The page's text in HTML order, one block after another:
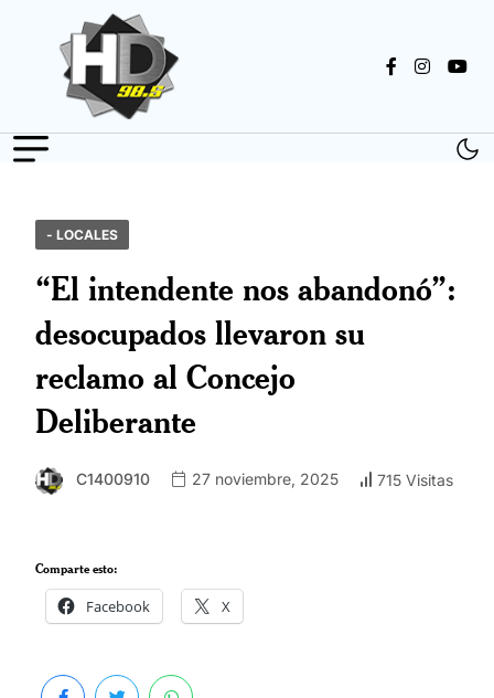
- LOCALES
“El intendente nos abandonó”:
desocupados llevaron su
reclamo al Concejo
Deliberante
C1400910 27 noviembre, 2025 715 Visitas
Comparte esto:
Facebook X